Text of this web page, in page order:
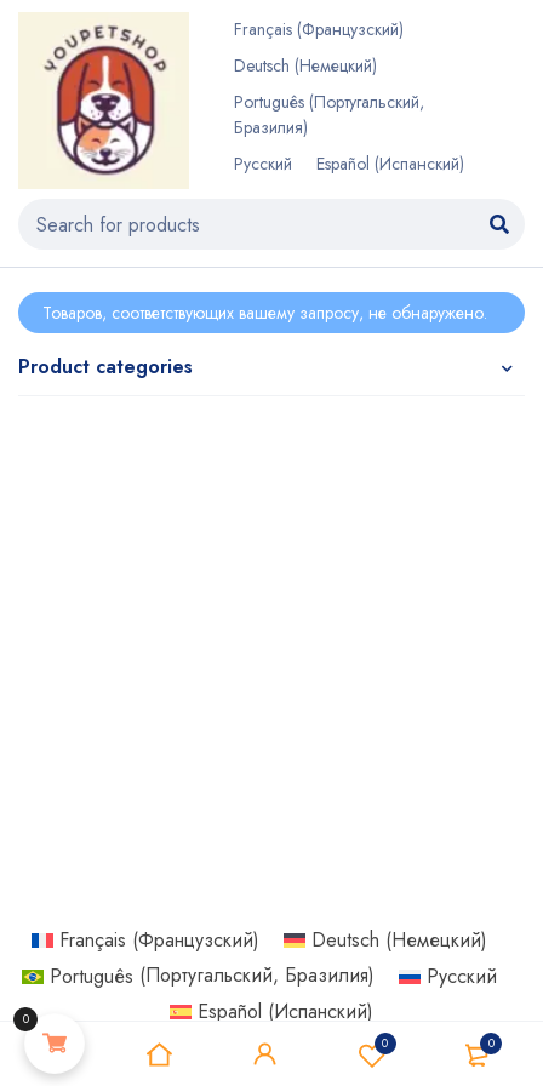
0 0
Français (Французский)
Deutsch (Немецкий)
Português (Португальский,
Бразилия)
Русский
Español (Испанский)
Product categories
Товаров, соответствующих вашему запросу, не обнаружено.
0
Français (Французский) Deutsch (Немецкий)
Português (Португальский, Бразилия)
Русский
Español (Испанский)